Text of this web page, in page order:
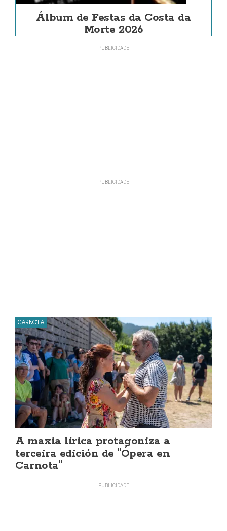
Álbum de Festas da Costa da
Morte 2026
CARNOTA
A maxia lírica protagoniza a
terceira edición de "Ópera en
Carnota"